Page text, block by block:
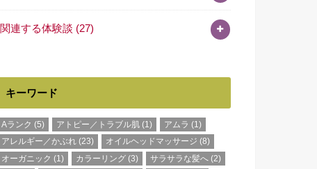
関連する体験談 (27)
キーワード
Aランク (5) アトピー／トラブル肌 (1) アムラ (1)
アレルギー／かぶれ (23) オイルヘッドマッサージ (8)
オーガニック (1) カラーリング (3) サラサラな髪へ (2)